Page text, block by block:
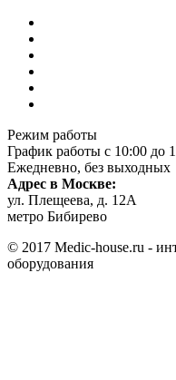
Режим работы
График работы с 10:00 до
Ежедневно, без выходных
Адрес в Москве:
ул. Плещеева, д. 12А
метро Бибирево
© 2017 Medic-house.ru -
оборудования